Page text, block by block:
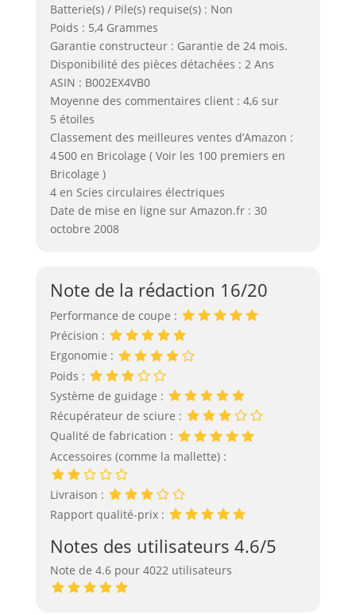
Batterie(s) / Pile(s) requise(s) : Non
Poids : 5,4 Grammes
Garantie constructeur : Garantie de 24 mois.
Disponibilité des pièces détachées : 2 Ans
ASIN : B002EX4VB0
Moyenne des commentaires client : 4,6 sur
5 étoiles
Classement des meilleures ventes d’Amazon :
4 500 en Bricolage ( Voir les 100 premiers en
Bricolage )
4 en Scies circulaires électriques
Date de mise en ligne sur Amazon.fr : 30
octobre 2008
Note de la rédaction 16/20
Performance de coupe :
Précision :
Ergonomie :
Poids :
Système de guidage :
Récupérateur de sciure :
Qualité de fabrication :
Accessoires (comme la mallette) :
Livraison :
Rapport qualité-prix :
Notes des utilisateurs 4.6/5
Note de 4.6 pour 4022 utilisateurs